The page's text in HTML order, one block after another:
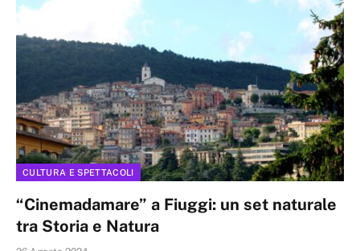
CULTURA E SPETTACOLI
“Cinemadamare” a Fiuggi: un set naturale
tra Storia e Natura